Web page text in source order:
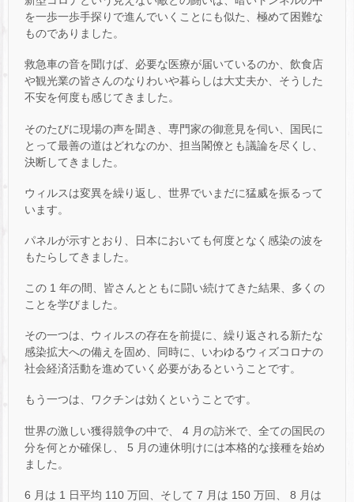
を一歩一歩手探りで進んでいくことにも似た、極めて困難な
ものでありました。
救急車の音を聞けば、必要な医療が届いているのか、飲食店
や観光業の皆さんのなりわいや暮らしは大丈夫か、そうした
不安を何度も感じてきました。
そのたびに現場の声を聞き、専門家の御意見を伺い、国民に
とって最善の道はどれなのか、担当閣僚とも議論を尽くし、
決断してきました。
ウィルスは変異を繰り返し、世界でいまだに猛威を振るって
います。
パネルが示すとおり、日本においても何度となく感染の波を
もたらしてきました。
この 1 年の間、皆さんとともに闘い続けてきた結果、多くの
ことを学びました。
その一つは、ウィルスの存在を前提に、繰り返される新たな
感染拡大への備えを固め、同時に、いわゆるウィズコロナの
社会経済活動を進めていく必要があるということです。
もう一つは、ワクチンは効くということです。
世界の激しい獲得競争の中で、 4 月の訪米で、全ての国民の
分を何とか確保し、 5 月の連休明けには本格的な接種を始め
ました。
6 月は 1 日平均 110 万回、そして 7 月は 150 万回、 8 月は